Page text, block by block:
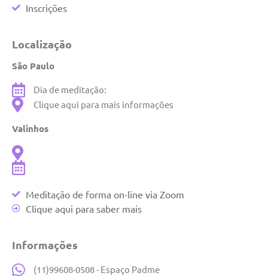
Inscrições
Localização
São Paulo
Dia de meditação:
Clique aqui para mais informações
Valinhos
Meditação de forma on-line via Zoom
Clique aqui para saber mais
Informações
(11)99608-0508 - Espaço Padme